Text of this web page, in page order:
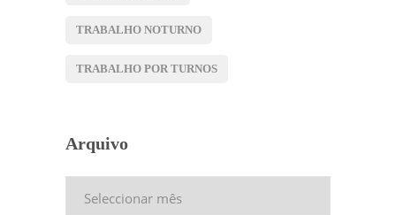
TRABALHO NOTURNO
TRABALHO POR TURNOS
Arquivo